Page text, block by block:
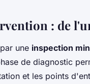
: de
une inspection
de diagnostic
et les points